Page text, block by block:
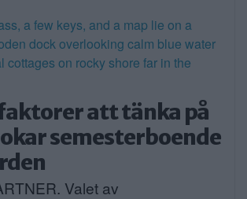
att tänka på
semesterboende
Valet av